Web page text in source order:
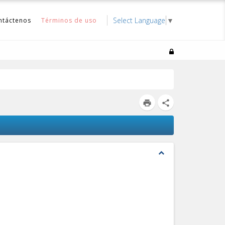
Términos de uso Select Language ▼
print share
expand_less